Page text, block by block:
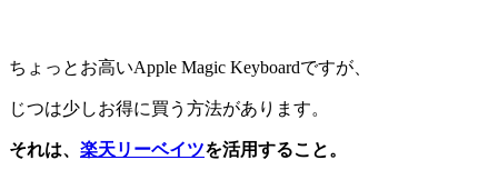
ちょっとお高いApple Magic Keyboardですが、
じつは少しお得に買う方法があります。
それは、 楽天リーベイツを活用すること。